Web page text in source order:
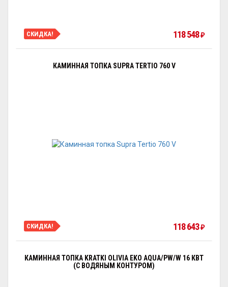
СКИДКА! 118 548₽
КАМИННАЯ ТОПКА SUPRA TERTIO 760 V
СКИДКА! 118 643₽
КАМИННАЯ ТОПКА KRATKI OLIVIA EKO AQUA/PW/W 16 КВТ
(С ВОДЯНЫМ КОНТУРОМ)